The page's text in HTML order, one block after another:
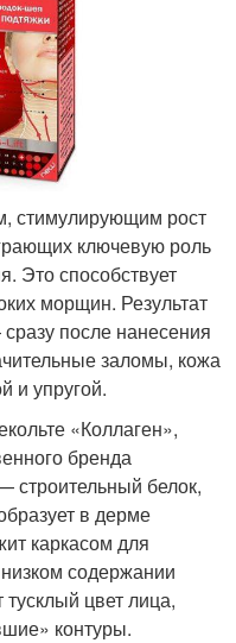
стимулирующим рост
ключевую роль
Это способствует
морщин. Результат
после нанесения
заломы, кожа
и упругой.
«Коллаген»,
бренда
строительный белок,
в дерме
каркасом для
содержании
тусклый цвет лица,
контуры.